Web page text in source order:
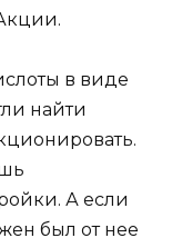
в виде
найти
А если
был от нее